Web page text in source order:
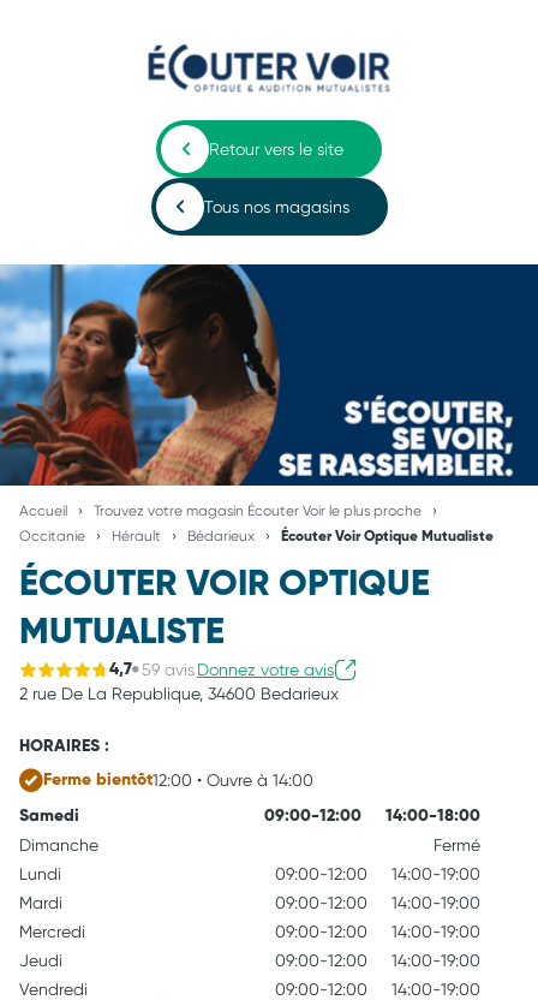
Retour vers le site
Tous nos magasins
Accueil
Trouvez votre magasin Écouter Voir le plus proche
Occitanie
Hérault Bédarieux Écouter Voir Optique Mutualiste
ÉCOUTER VOIR OPTIQUE
MUTUALISTE
4,7 59 avisDonnez votre avis
2 rue De La Republique, 34600 Bedarieux
HORAIRES :
Ferme bientôt12:00 • Ouvre à 14:00
Samedi 09:00-12:00 14:00-18:00
Dimanche
Fermé
Lundi
09:00-12:00
14:00-19:00
Mardi
09:00-12:00
14:00-19:00
Mercredi
09:00-12:00
14:00-19:00
Jeudi
09:00-12:00
14:00-19:00
Vendredi
09:00-12:00
14:00-19:00